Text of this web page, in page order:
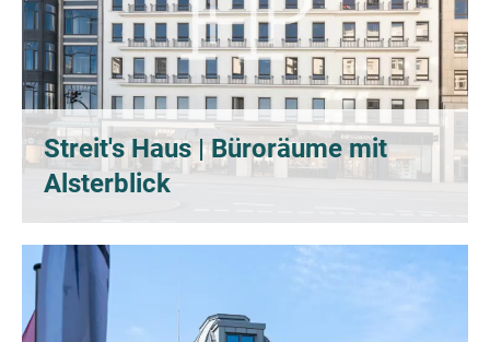
Streit's Haus | Büroräume mit
Alsterblick